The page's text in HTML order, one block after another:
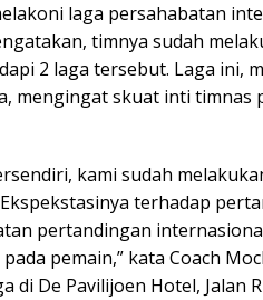
laga persahabatan
timnya sudah
2 laga tersebut. Laga ini,
mengingat skuat inti timnas
kami sudah
terhadap
pertandingan
pemain,” kata Coach
di De Pavilijoen Hotel, Jalan